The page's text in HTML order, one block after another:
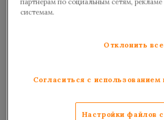
партнерам по социальным сетям,
системам.
Отклонить все
Согласиться с
Настройки файлов